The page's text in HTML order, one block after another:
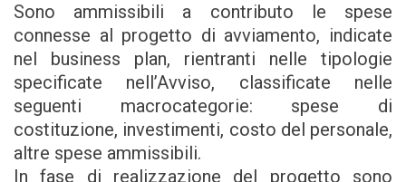
Sono ammissibili a contributo le spese
connesse al progetto di avviamento, indicate
nel business plan, rientranti nelle tipologie
specificate nell’Avviso, classificate nelle
seguenti macrocategorie: spese di
costituzione, investimenti, costo del personale,
altre spese ammissibili.
In fase di realizzazione del progetto sono